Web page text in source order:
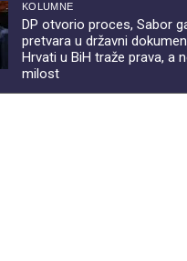
KOLUMNE
DP otvorio proces, Sabor
pretvara u državni
Hrvati u BiH traže prava, a
milost